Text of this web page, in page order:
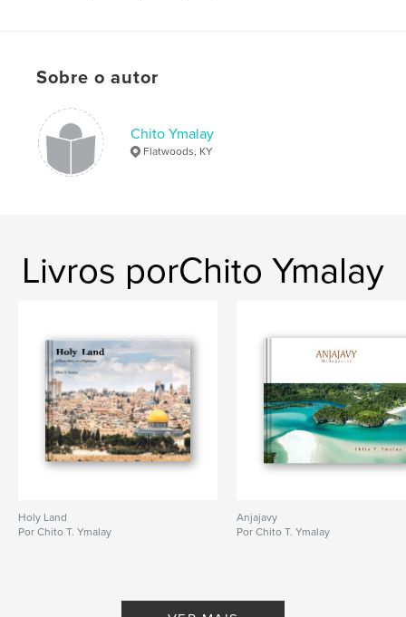
Madagascar ,
Sobre o autor
Chito Ymalay
Flatwoods, KY
Livros porChito Ymalay
Holy Land
Por Chito T. Ymalay
Anjajavy
Por Chito T. Ymalay